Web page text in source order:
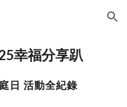
Skip to navigation
5幸福分享趴
日 活動全紀錄